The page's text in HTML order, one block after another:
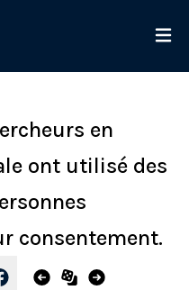
en
ont utilisé des
consentement.